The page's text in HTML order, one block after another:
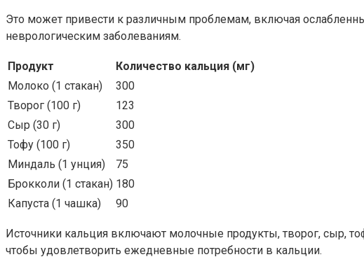
Это может привести к различным проблемам, включая
неврологическим заболеваниям.
Продукт
Количество кальция (мг)
Молоко (1 стакан)
300
Творог (100 г)
123
Сыр (30 г)
300
Тофу (100 г)
350
Миндаль (1 унция)
75
Брокколи (1 стакан) 180
Капуста (1 чашка)
90
Источники кальция включают молочные продукты, творог, сыр,
чтобы удовлетворить ежедневные потребности в кальции.